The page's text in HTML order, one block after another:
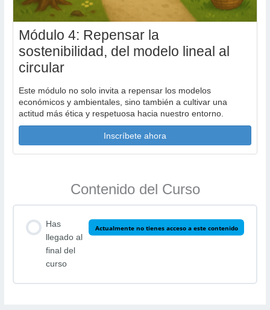
Módulo 4: Repensar la
sostenibilidad, del modelo lineal al
circular
Este módulo no solo invita a repensar los modelos
económicos y ambientales, sino también a cultivar una
actitud más ética y respetuosa hacia nuestro entorno.
Inscríbete ahora
Contenido del Curso
Has
llegado al
final del
curso
Actualmente no tienes acceso a este contenido